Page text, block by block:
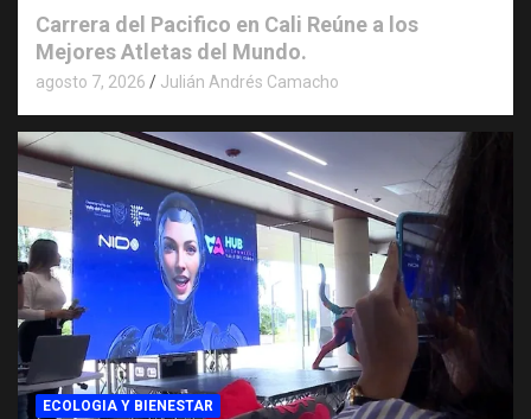
Carrera del Pacifico en Cali Reúne a los
Mejores Atletas del Mundo.
agosto 7, 2026 Julián Andrés Camacho
ECOLOGIA Y BIENESTAR